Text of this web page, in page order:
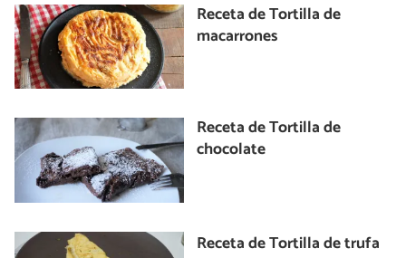
Receta de Tortilla de
macarrones
Receta de Tortilla de
chocolate
Receta de Tortilla de trufa